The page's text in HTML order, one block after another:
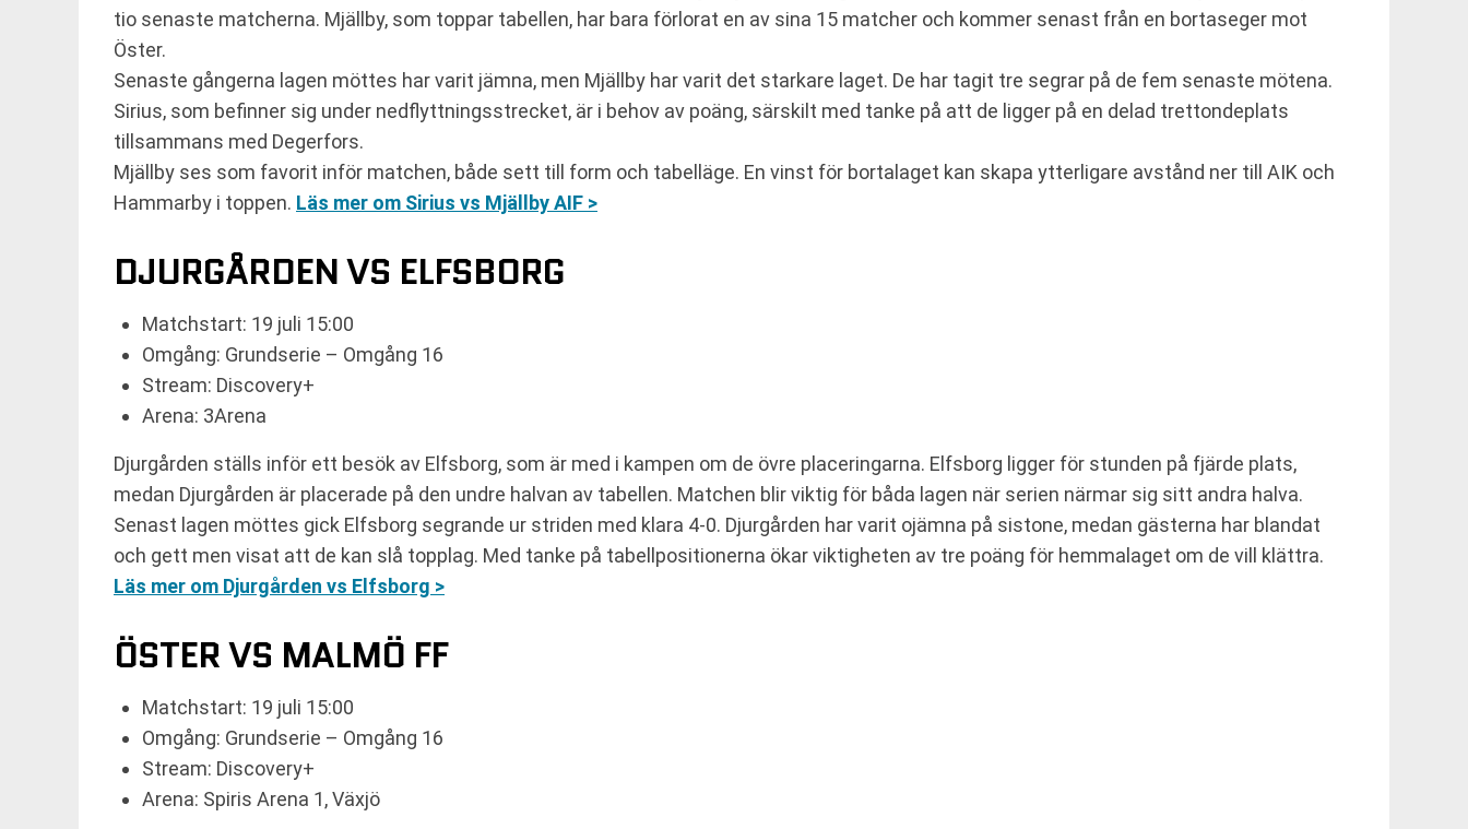
tio senaste matcherna. Mjällby, som toppar tabellen, har bara förlorat en av sina 15 matcher och kommer senast från en bortaseger mot
Öster.
Senaste gångerna lagen möttes har varit jämna, men Mjällby har varit det starkare laget. De har tagit tre segrar på de fem senaste mötena.
Sirius, som befinner sig under nedflyttningsstrecket, är i behov av poäng, särskilt med tanke på att de ligger på en delad trettondeplats
tillsammans med Degerfors.
Mjällby ses som favorit inför matchen, både sett till form och tabelläge. En vinst för bortalaget kan skapa ytterligare avstånd ner till AIK och
Hammarby i toppen. Läs mer om Sirius vs Mjällby AIF >
DJURGÅRDEN VS ELFSBORG
Matchstart: 19 juli 15:00
Omgång: Grundserie – Omgång 16
Stream: Discovery+
Arena: 3Arena
Djurgården ställs inför ett besök av Elfsborg, som är med i kampen om de övre placeringarna. Elfsborg ligger för stunden på fjärde plats,
medan Djurgården är placerade på den undre halvan av tabellen. Matchen blir viktig för båda lagen när serien närmar sig sitt andra halva.
Senast lagen möttes gick Elfsborg segrande ur striden med klara 4-0. Djurgården har varit ojämna på sistone, medan gästerna har blandat
och gett men visat att de kan slå topplag. Med tanke på tabellpositionerna ökar viktigheten av tre poäng för hemmalaget om de vill klättra.
Läs mer om Djurgården vs Elfsborg >
ÖSTER VS MALMÖ FF
Matchstart: 19 juli 15:00
Omgång: Grundserie – Omgång 16
Stream: Discovery+
Arena: Spiris Arena 1, Växjö